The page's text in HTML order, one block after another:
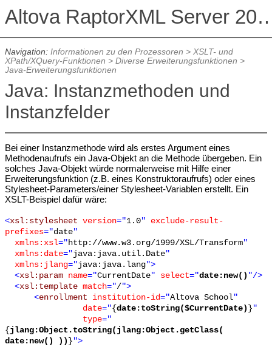
Altova
Navigation: Informationen zu den Prozessoren > XSLT- und
XPath/XQuery-Funktionen > Diverse Erweiterungsfunktionen >
Java-Erweiterungsfunktionen
Java: Instanzmethoden und
Instanzfelder
Bei einer Instanzmethode wird als erstes Argument eines
Methodenaufrufs ein Java-Objekt an die Methode übergeben. Ein
solches Java-Objekt würde normalerweise mit Hilfe einer
Erweiterungsfunktion (z.B. eines Konstruktoraufrufs) oder eines
Stylesheet-Parameters/einer Stylesheet-Variablen erstellt. Ein
XSLT-Beispiel dafür wäre:
<xsl:stylesheet version="1.0" exclude-result-
prefixes="date"
xmlns:xsl="http://www.w3.org/1999/XSL/Transform"
xmlns:date="java:java.util.Date"
xmlns:jlang="java:java.lang">
<xsl:paramname="CurrentDate" select="date:new() "/>
<xsl:templatematch="/ ">
<enrollment institution-id="Altova School"
date="{ date:toString($CurrentDate) } "
type="
{ jlang:Object.toString(jlang:Object.getClass(
date:new() )) } ">